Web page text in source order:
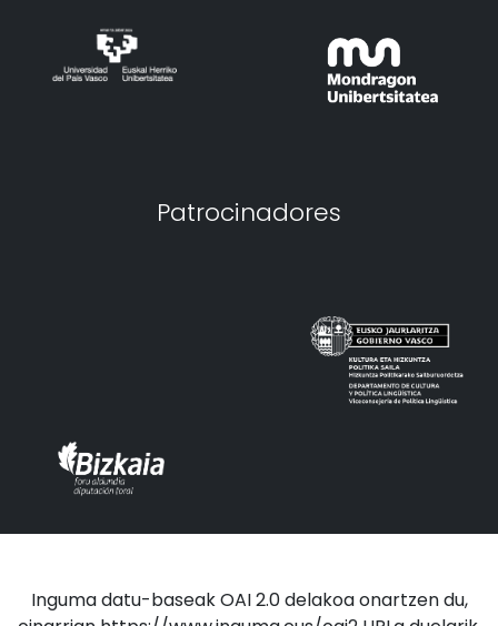
Patrocinadores
Inguma datu-baseak OAI 2.0 delakoa onartzen du,